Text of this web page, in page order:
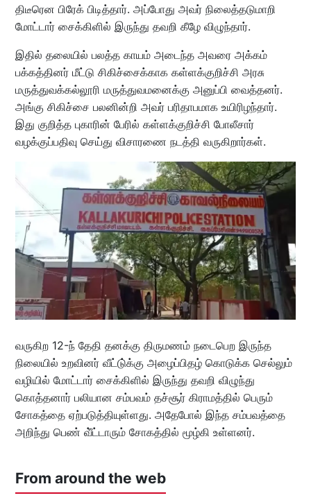
திடீரென பிரேக் பிடித்தார். அப்போது அவர் நிலைத்தடுமாறி
மோட்டார் சைக்கிளில் இருந்து தவறி கீழே விழுந்தார்.
இதில் தலையில் பலத்த காயம் அடைந்த அவரை அக்கம்
பக்கத்தினர் மீட்டு சிகிச்சைக்காக கள்ளக்குறிச்சி அரசு
மருத்துவக்கல்லூரி மருத்துவமனைக்கு அனுப்பி வைத்தனர்.
அங்கு சிகிச்சை பலனின்றி அவர் பரிதாபமாக உயிரிழந்தார்.
இது குறித்த புகாரின் பேரில் கள்ளக்குறிச்சி போலீசார்
வழக்குப்பதிவு செய்து விசாரணை நடத்தி வருகிறார்கள்.
வருகிற 12-ந் தேதி தனக்கு திருமணம் நடைபெற இருந்த
நிலையில் உறவினர் வீட்டு்க்கு அழைப்பிதழ் கொடுக்க செல்லும்
வழியில் மோட்டார் சைக்கிளில் இருந்து தவறி விழுந்து
கொத்தனார் பலியான சம்பவம் தச்சூர் கிராமத்தில் பெரும்
சோகத்தை ஏற்படுத்தியுள்ளது. அதேபோல் இந்த சம்பவத்தை
அறிந்து பெண் வீ்ட்டாரும் சோகத்தில் மூழ்கி உள்ளனர்.
From around the web